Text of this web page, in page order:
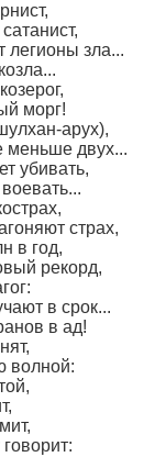
зла...
морг!
арух),
меньше двух...
убивать,
страх,
в год,
рекорд,
в срок...
в ад!
волной: